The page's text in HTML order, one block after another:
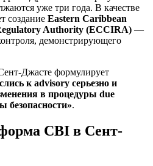
уже три года. В качестве
создание Eastern Caribbean
Authority (ECCIRA) —
демонстрирующего
Джасте формулирует
к advisory серьезно и
в процедуры due
безопасности».
CBI в Сент-